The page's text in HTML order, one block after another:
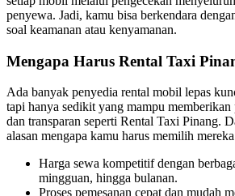
penyewa. Jadi, kamu bisa berkendara
soal keamanan atau kenyamanan.
Mengapa Harus Rental Taxi
Ada banyak penyedia rental mobil lepas
tapi hanya sedikit yang mampu memberikan
dan transparan seperti Rental Taxi Pinang.
alasan mengapa kamu harus memilih
Harga sewa kompetitif dengan
mingguan, hingga bulanan.
Proses pemesanan cepat dan mudah